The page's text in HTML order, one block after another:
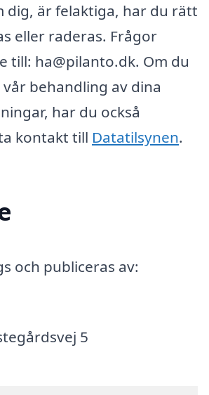
dig, är felaktiga, har du rätt
eller raderas. Frågor
till: ha@pilanto.dk. Om du
behandling av dina
har du också
kontakt till Datatilsynen.
och publiceras av:
5